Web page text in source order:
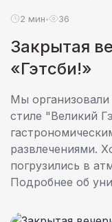
2 мин• 36
Закрытая
«Гэтсби!»
Мы
стиле "Великий
развлечениями.
погрузились в
Подробнее об